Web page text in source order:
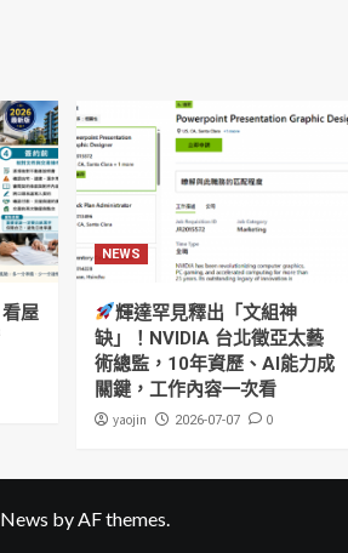
屋
NEWS
輝達罕見釋出「文組神
缺」！NVIDIA 台北徵亞太藝
術總監，10年資歷、AI能力成
關鍵，工作內容一次看
yaojin 2026-07-07 0
by AF themes.